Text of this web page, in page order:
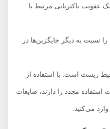
باکتریایی مرتبط با
به دیگر جایگزین‌ها در
است. با استفاده از
مجدد را دارند، ضایعات